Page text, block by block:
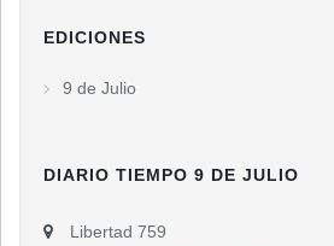
EDICIONES
9 de Julio
DIARIO TIEMPO 9 DE JULIO
Libertad 759